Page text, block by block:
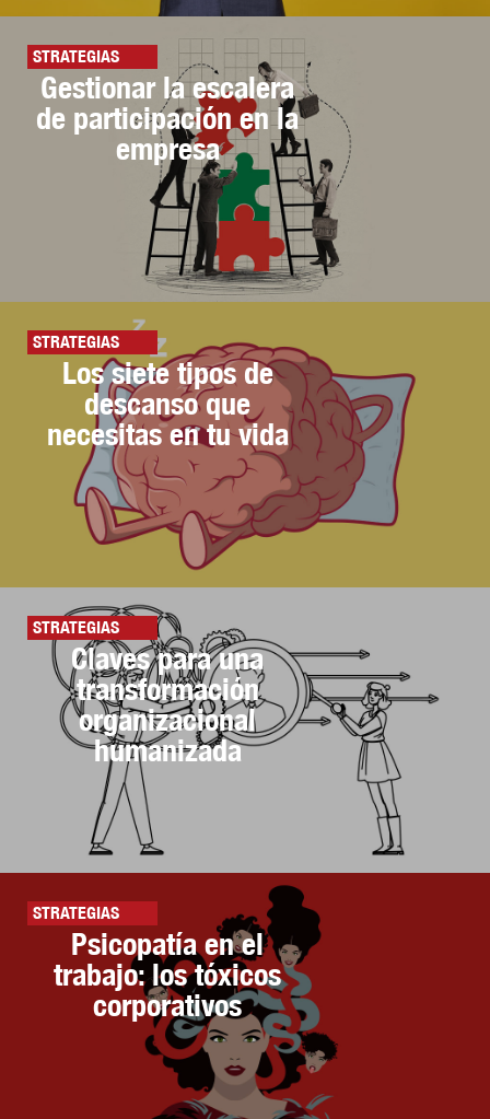
STRATEGIAS
Gestionar la escalera
de participación en la
empresa
STRATEGIAS
Los siete tipos de
descanso que
necesitas en tu vida
STRATEGIAS
Claves para una
transformación
organizacional
humanizada
STRATEGIAS
Psicopatía en el
trabajo: los tóxicos
corporativos